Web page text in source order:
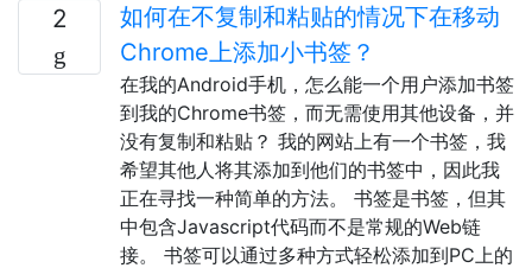
2
如何在不复制和粘贴的情况下在移动
Chrome上添加小书签？
在我的Android手机，怎么能一个用户添加书签
到我的Chrome书签，而无需使用其他设备，并
没有复制和粘贴？ 我的网站上有一个书签，我
希望其他人将其添加到他们的书签中，因此我
正在寻找一种简单的方法。 书签是书签，但其
中包含Javascript代码而不是常规的Web链
接。 书签可以通过多种方式轻松添加到PC上的